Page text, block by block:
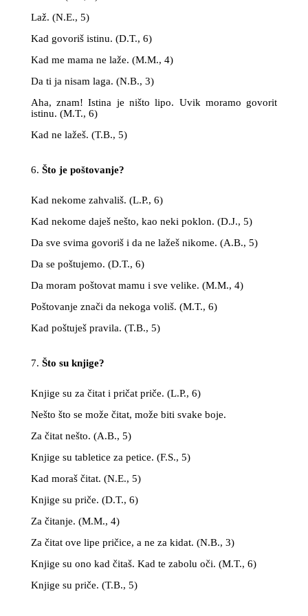
Laž. (N.E., 5)
Kad govoriš istinu. (D.T., 6)
Kad me mama ne laže. (M.M., 4)
Da ti ja nisam laga. (N.B., 3)
Aha, znam! Istina je ništo lipo. Uvik moramo govorit
istinu. (M.T., 6)
Kad ne lažeš. (T.B., 5)
Što je poštovanje?
Kad nekome zahvališ. (L.P., 6)
Kad nekome daješ nešto, kao neki poklon. (D.J., 5)
Da sve svima govoriš i da ne lažeš nikome. (A.B., 5)
Da se poštujemo. (D.T., 6)
Da moram poštovat mamu i sve velike. (M.M., 4)
Poštovanje znači da nekoga voliš. (M.T., 6)
Kad poštuješ pravila. (T.B., 5)
Što su knjige?
Knjige su za čitat i pričat priče. (L.P., 6)
Nešto što se može čitat, može biti svake boje.
Za čitat nešto. (A.B., 5)
Knjige su tabletice za petice. (F.S., 5)
Kad moraš čitat. (N.E., 5)
Knjige su priče. (D.T., 6)
Za čitanje. (M.M., 4)
Za čitat ove lipe pričice, a ne za kidat. (N.B., 3)
Knjige su ono kad čitaš. Kad te zabolu oči. (M.T., 6)
Knjige su priče. (T.B., 5)